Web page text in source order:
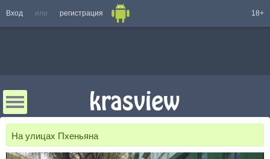
Вход или регистрация 18+
На улицах Пхеньяна